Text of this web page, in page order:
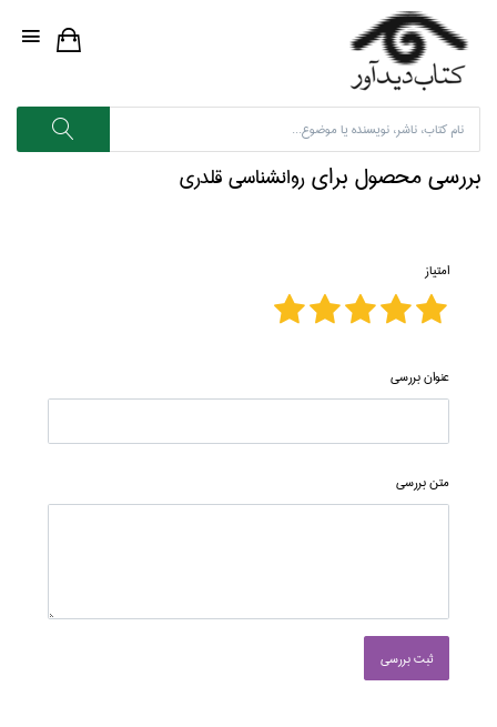
بررسی محصول برای روانشناسي قلدري
امتیاز
عنوان بررسی
متن بررسی
ثبت بررسی